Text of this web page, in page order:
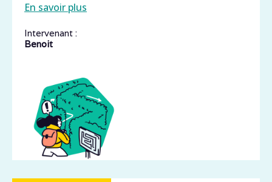
En savoir plus
Intervenant :
Benoit